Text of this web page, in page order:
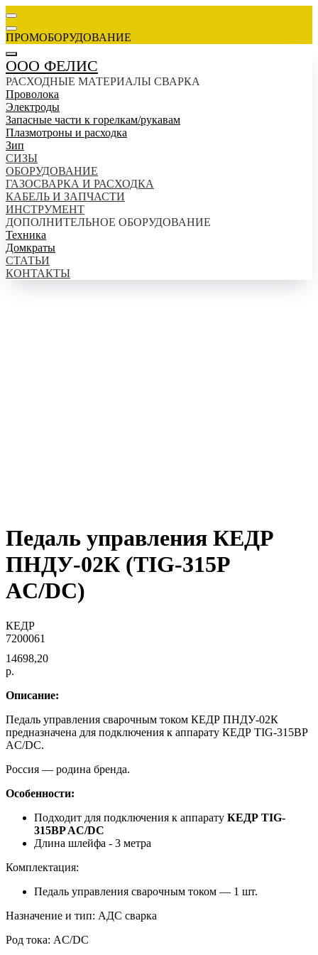
ПРОМОБОРУДОВАНИЕ
ООО ФЕЛИС
РАСХОДНЫЕ МАТЕРИАЛЫ СВАРКА
Проволока
Электроды
Запасные части к горелкам/рукавам
Плазмотроны и расходка
Зип
СИЗЫ
ОБОРУДОВАНИЕ
ГАЗОСВАРКА И РАСХОДКА
КАБЕЛЬ И ЗАПЧАСТИ
ИНСТРУМЕНТ
ДОПОЛНИТЕЛЬНОЕ ОБОРУДОВАНИЕ
Техника
Домкраты
СТАТЬИ
КОНТАКТЫ
Педаль управления КЕДР
ПНДУ-02К (TIG-315P
AC/DC)
КЕДР
7200061
14698,20
р.
Описание:
Педаль управления сварочным током КЕДР ПНДУ-02К
предназначена для подключения к аппарату КЕДР TIG-315BP
AC/DC.
Россия — родина бренда.
Особенности:
Подходит для подключения к аппарату КЕДР TIG-
315BP AC/DC
Длина шлейфа - 3 метра
Комплектация:
Педаль управления сварочным током — 1 шт.
Назначение и тип: АДС сварка
Род тока: AC/DC